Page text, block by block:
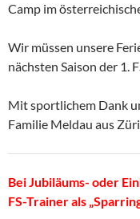
Camp im
Wir müssen unsere
nächsten Saison der 1.
Mit sportlichem Dank
Familie Meldau aus
Bei Jubiläums- oder
FS-Trainer als